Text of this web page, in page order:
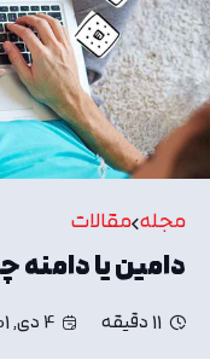
مجله مقالات
دامین یا
11 دقیقه 4 دی, 12:01